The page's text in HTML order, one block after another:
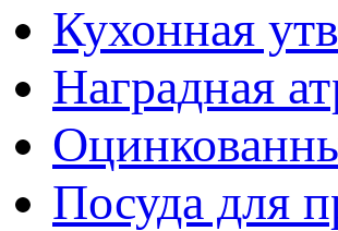
Кухонная
Наградная
Посуда для